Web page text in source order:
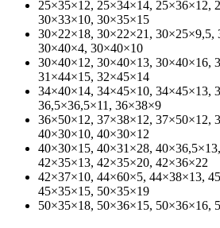
25×35×12, 25×34×14, 25×36×12,
30×33×10, 30×35×15
30×22×18, 30×22×21, 30×25×9,5,
30×40×4, 30×40×10
30×40×12, 30×40×13, 30×40×16,
31×44×15, 32×45×14
34×40×14, 34×45×10, 34×45×13,
36,5×36,5×11, 36×38×9
36×50×12, 37×38×12, 37×50×12,
40×30×10, 40×30×12
40×30×15, 40×31×28,
42×35×13, 42×35×20, 42×36×22
42×37×10, 44×60×5, 44×38×13,
45×35×15, 50×35×19
50×35×18, 50×36×15, 50×36×16,